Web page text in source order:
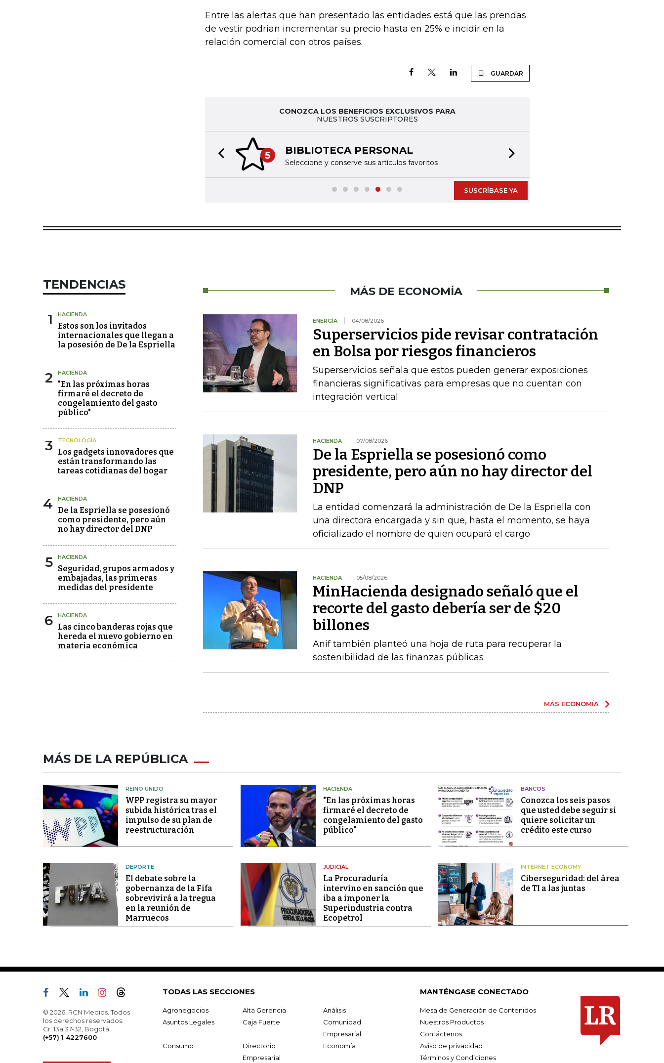
Entre las alertas que han presentado las entidades está que las prendas
de vestir podrían incrementar su precio hasta en 25% e incidir en la
relación comercial con otros países.
GUARDAR
CONOZCA LOS BENEFICIOS EXCLUSIVOS PARA
NUESTROS SUSCRIPTORES
5 BIBLIOTECA PERSONAL
Seleccione y conserve sus artículos favoritos
Previous slide
SUSCRÍBASE YA
TENDENCIAS
1 HACIENDA
Estos son los invitados
internacionales que llegan a
la posesión de De la Espriella
2 HACIENDA
"En las próximas horas
firmaré el decreto de
congelamiento del gasto
público"
3 TECNOLOGÍA
Los gadgets innovadores que
están transformando las
tareas cotidianas del hogar
4 HACIENDA
De la Espriella se posesionó
como presidente, pero aún
no hay director del DNP
5 HACIENDA
Seguridad, grupos armados y
embajadas, las primeras
medidas del presidente
6 HACIENDA
Las cinco banderas rojas que
hereda el nuevo gobierno en
materia económica
MÁS DE ECONOMÍA
ENERGÍA 04/08/2026
Superservicios pide revisar contratación
en Bolsa por riesgos financieros
Superservicios señala que estos pueden generar exposiciones
financieras significativas para empresas que no cuentan con
integración vertical
HACIENDA 07/08/2026
De la Espriella se posesionó como
presidente, pero aún no hay director del
DNP
La entidad comenzará la administración de De la Espriella con
una directora encargada y sin que, hasta el momento, se haya
oficializado el nombre de quien ocupará el cargo
HACIENDA 05/08/2026
MinHacienda designado señaló que el
recorte del gasto debería ser de $20
billones
Anif también planteó una hoja de ruta para recuperar la
sostenibilidad de las finanzas públicas
MÁS ECONOMÍA
MÁS DE LA REPÚBLICA
REINO UNIDO
WPP registra su mayor
subida histórica tras el
impulso de su plan de
reestructuración
HACIENDA
"En las próximas horas
firmaré el decreto de
congelamiento del gasto
público"
BANCOS
Conozca los seis pasos
que usted debe seguir si
quiere solicitar un
crédito este curso
DEPORTE
El debate sobre la
gobernanza de la Fifa
sobrevivirá a la tregua
en la reunión de
Marruecos
JUDICIAL
La Procuraduría
intervino en sanción que
iba a imponer la
Superindustria contra
Ecopetrol
INTERNET ECONOMY
Ciberseguridad: del área
de TI a las juntas
© 2026, RCN Medios. Todos
los derechos reservados.
Cr. 13a 37-32, Bogotá
(+57) 1 4227600
TODAS LAS SECCIONES
Agronegocios Alta Gerencia
Análisis
Asuntos Legales
Caja Fuerte
Comunidad
Empresarial
Consumo
Directorio
Empresarial
Economía
MANTÉNGASE CONECTADO
Mesa de Generación de Contenidos
Nuestros Productos
Contáctenos
Aviso de privacidad
Términos y Condiciones